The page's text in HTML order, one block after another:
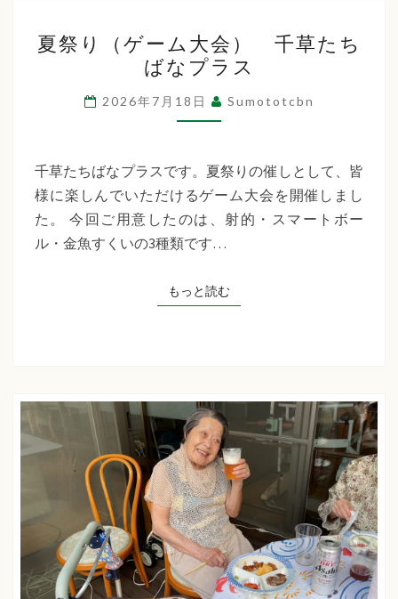
祭
り
（ゲ
ー
大
会）
千
草
ち
ス
夏祭り（ゲーム大会） 千草たち
ばなプラス
2026年7月18日 Sumototcbn
千草たちばなプラスです。夏祭りの催しとして、皆
様に楽しんでいただけるゲーム大会を開催しまし
た。 今回ご用意したのは、射的・スマートボー
ル・金魚すくいの3種類です…
もっと読むもっと読む